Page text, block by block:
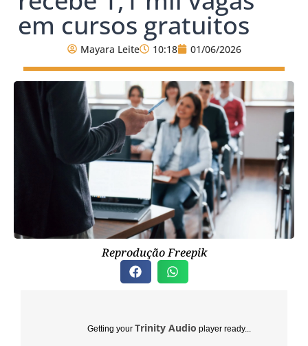
em cursos gratuitos
Mayara Leite 10:18 01/06/2026
Reprodução Freepik
Getting your Trinity Audio player ready...